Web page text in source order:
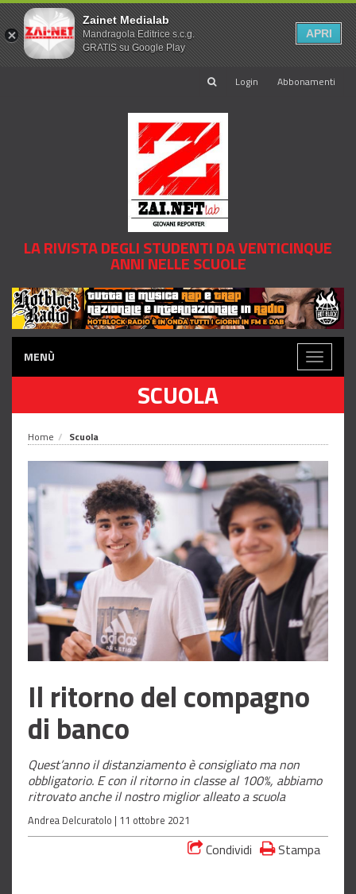
Login Abbonamenti
LA RIVISTA DEGLI STUDENTI DA VENTICINQUE
ANNI NELLE SCUOLE
MENÙ
Toggle
SCUOLA
Home Scuola
Il ritorno del compagno
di banco
Quest’anno il distanziamento è consigliato ma non
obbligatorio. E con il ritorno in classe al 100%, abbiamo
ritrovato anche il nostro miglior alleato a scuola
Andrea Delcuratolo | 11 ottobre 2021
Condividi Stampa
Zainet Medialab
Mandragola Editrice s.c.g.
GRATIS su Google Play
APRI